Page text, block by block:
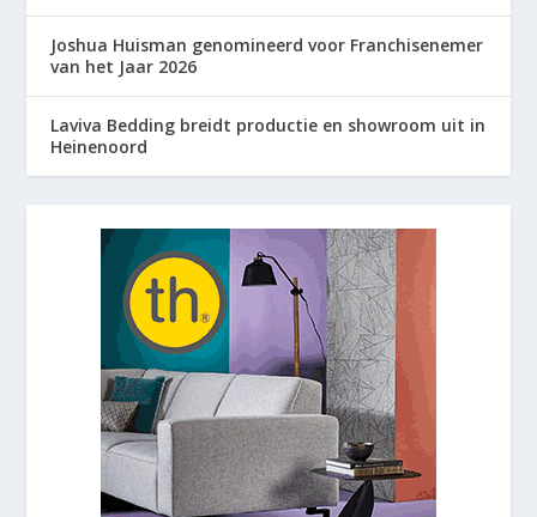
Joshua Huisman genomineerd voor Franchisenemer
van het Jaar 2026
Laviva Bedding breidt productie en showroom uit in
Heinenoord